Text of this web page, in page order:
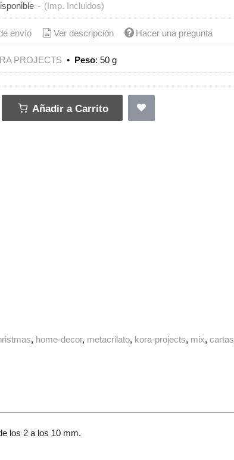
- (Imp. Incluidos)
envío Ver descripción Hacer una pregunta
PROJECTS • Peso:50 g
Añadir a Carrito
home-decor metacrilato kora-projects mix cartas
los 2 a los 10 mm.